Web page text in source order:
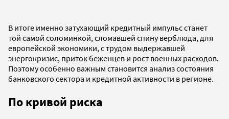
В итоге именно затухающий кредитный импульс станет
той самой соломинкой, сломавшей спину верблюда, для
европейской экономики, с трудом выдержавшей
энергокризис, приток беженцев и рост военных расходов.
Поэтому особенно важным становится анализ состояния
банковского сектора и кредитной активности в регионе.
По кривой риска